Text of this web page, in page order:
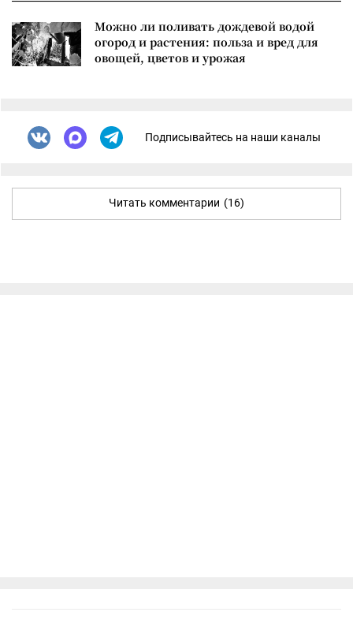
Можно ли поливать дождевой водой
огород и растения: польза и вред для
овощей, цветов и урожая
Подписывайтесь на наши каналы
Читать комментарии (16)